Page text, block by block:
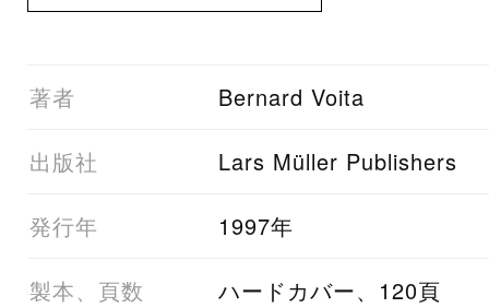
01著者 Bernard Voita
03出版社 ‎Lars Müller Publishers
05発行年 1997年
06製本、頁数 ハードカバー、120頁